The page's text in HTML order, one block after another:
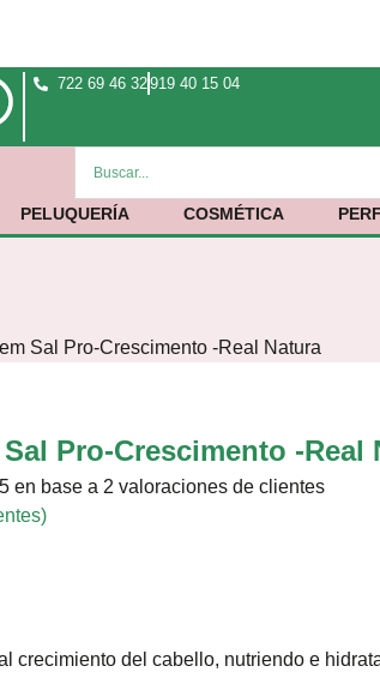
722 69 46 32919 40 15 04
PELUQUERÍA COSMÉTICA
Sal Pro-Crescimento -Real Natura
Pro-Crescimento -Real
en base a 2 valoraciones de clientes
crecimiento del cabello, nutriendo e